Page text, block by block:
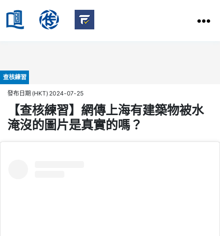
HKBU
of
Communication
Categories
查核練習
發布日期 (HKT) 2024-07-25
【查核練習】網傳上海有建築物被水
淹沒的圖片是真實的嗎？